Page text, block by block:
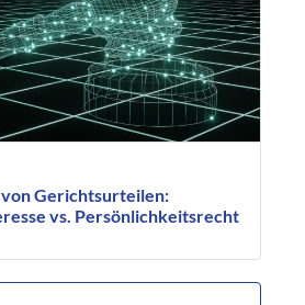
Gerichtsurteilen:
vs. Persönlichkeitsrecht